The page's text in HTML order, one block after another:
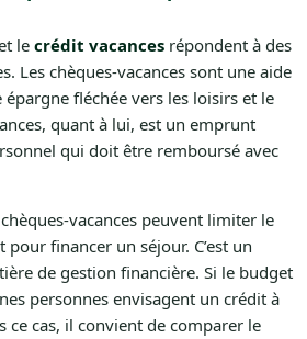
le crédit vacancesrépondent à des
Les chèques-vacances sont une aide
fléchée vers les loisirs et le
quant à lui, est un emprunt
qui doit être remboursé avec
vacances peuvent limiter le
pour financer un séjour. C’est un
de gestion financière. Si le budget
personnes envisagent un crédit à
ce cas, il convient de comparer le